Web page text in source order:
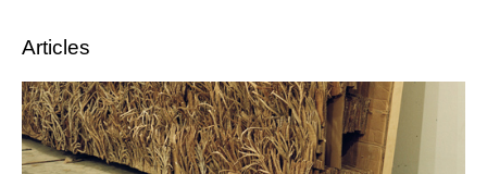
Regarder
Dossiers
Articles